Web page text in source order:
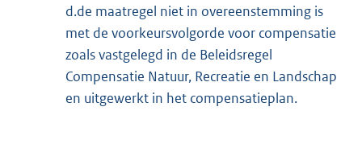
d.de maatregel niet in overeenstemming is
met de voorkeursvolgorde voor compensatie
zoals vastgelegd in de Beleidsregel
Compensatie Natuur, Recreatie en Landschap
en uitgewerkt in het compensatieplan.